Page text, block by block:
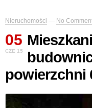
Nieruchomości — No
05
CZE 15
powierzchni